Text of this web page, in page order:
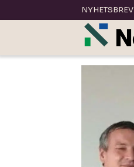
NYHETSBREV